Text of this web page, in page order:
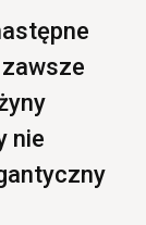
nie